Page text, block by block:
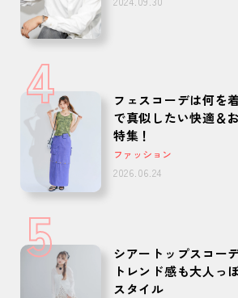
4
フェスコーデは何を
で真似したい快適＆
特集！
ファッション
2026.06.24
5
シアートップスコー
トレンド感も大人っ
スタイル